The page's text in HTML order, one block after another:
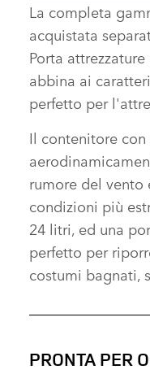
La completa
acquistata
Porta
abbina ai
perfetto per
Il contenitore
rumore del vento
condizioni più
24 litri, ed una
perfetto per
costumi bagnati,
PRONTA PER